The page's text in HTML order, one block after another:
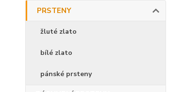
PRSTENY
žluté zlato
bílé zlato
pánské prsteny